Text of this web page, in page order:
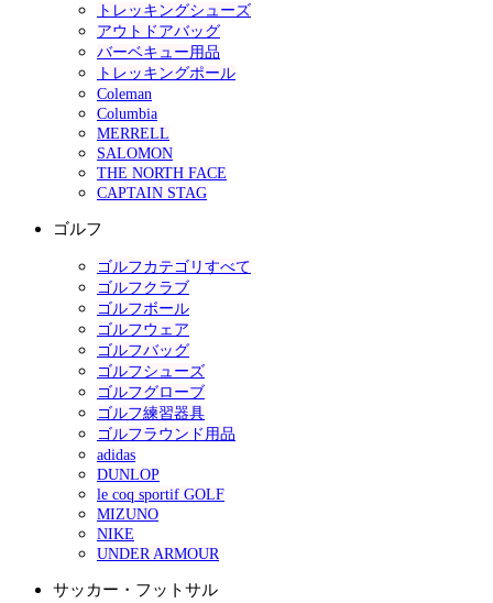
トレッキングシューズ
アウトドアバッグ
バーベキュー用品
トレッキングポール
Coleman
Columbia
MERRELL
SALOMON
THE NORTH FACE
CAPTAIN STAG
ゴルフ
ゴルフカテゴリすべて
ゴルフクラブ
ゴルフボール
ゴルフウェア
ゴルフバッグ
ゴルフシューズ
ゴルフグローブ
ゴルフ練習器具
ゴルフラウンド用品
adidas
DUNLOP
le coq sportif GOLF
MIZUNO
NIKE
UNDER ARMOUR
サッカー・フットサル